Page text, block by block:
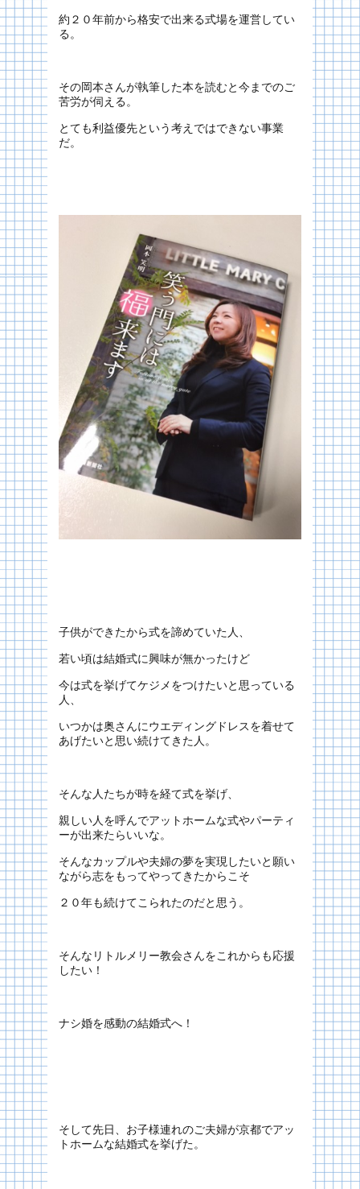
約２０年前から格安で出来る式場を運営してい
る。
その岡本さんが執筆した本を読むと今までのご
苦労が伺える。
とても利益優先という考えではできない事業
だ。
子供ができたから式を諦めていた人、
若い頃は結婚式に興味が無かったけど
今は式を挙げてケジメをつけたいと思っている
人、
いつかは奥さんにウエディングドレスを着せて
あげたいと思い続けてきた人。
そんな人たちが時を経て式を挙げ、
親しい人を呼んでアットホームな式やパーティ
ーが出来たらいいな。
そんなカップルや夫婦の夢を実現したいと願い
ながら志をもってやってきたからこそ
２０年も続けてこられたのだと思う。
そんなリトルメリー教会さんをこれからも応援
したい！
ナシ婚を感動の結婚式へ！
そして先日、お子様連れのご夫婦が京都でアッ
トホームな結婚式を挙げた。